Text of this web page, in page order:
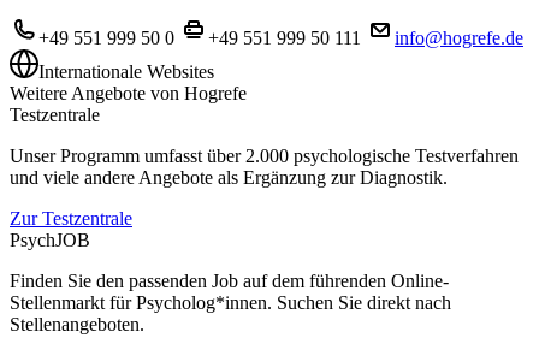
+49 551 999 50 0 +49 551 999 50 111
info@hogrefe.de
Internationale Websites
Weitere Angebote von Hogrefe
Testzentrale
Unser Programm umfasst über 2.000 psychologische Testverfahren
und viele andere Angebote als Ergänzung zur Diagnostik.
Zur Testzentrale
PsychJOB
Finden Sie den passenden Job auf dem führenden Online-
Stellenmarkt für Psycholog*innen. Suchen Sie direkt nach
Stellenangeboten.